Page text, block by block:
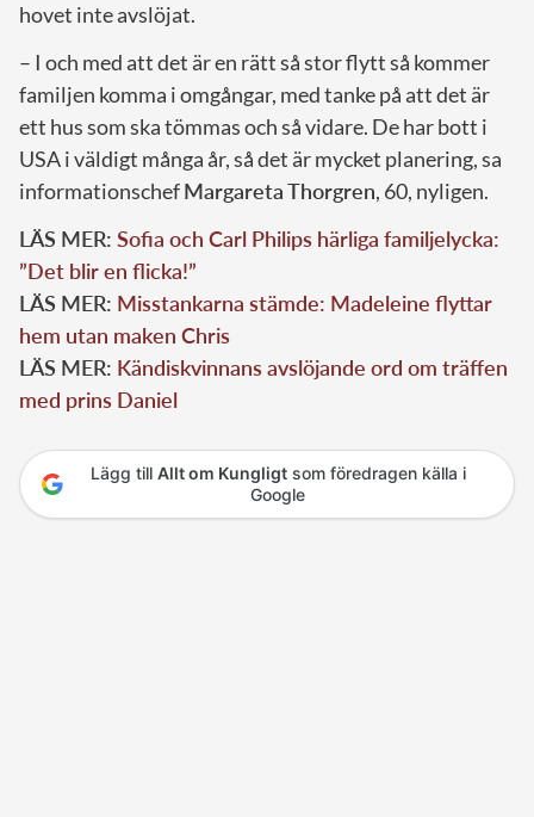
hovet inte avslöjat.
– I och med att det är en rätt så stor flytt så kommer
familjen komma i omgångar, med tanke på att det är
ett hus som ska tömmas och så vidare. De har bott i
USA i väldigt många år, så det är mycket planering, sa
informationschefMargareta Thorgren, 60, nyligen.
LÄS MER: Sofia och Carl Philips härliga familjelycka:
”Det blir en flicka!”
LÄS MER: Misstankarna stämde: Madeleine flyttar
hem utan maken Chris
LÄS MER: Kändiskvinnans avslöjande ord om träffen
med prins Daniel
Lägg till Allt om Kungligtsom föredragen källa i
Google